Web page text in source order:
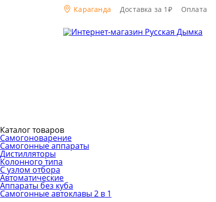
Караганда Доставка за 1₽ Оплата
Каталог товаров
Самогоноварение
Самогонные аппараты
Дистилляторы
Колонного типа
С узлом отбора
Автоматические
Аппараты без куба
Самогонные автоклавы 2 в 1